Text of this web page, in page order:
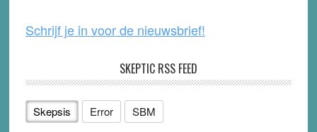
Schrijf je in voor de nieuwsbrief!
SKEPTIC RSS FEED
Skepsis Error SBM